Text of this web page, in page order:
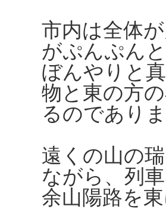
市内は全体
がぷんぷん
ぼんやりと
物と東の方
るのでありま
遠くの山の
ながら、列
余山陽路を